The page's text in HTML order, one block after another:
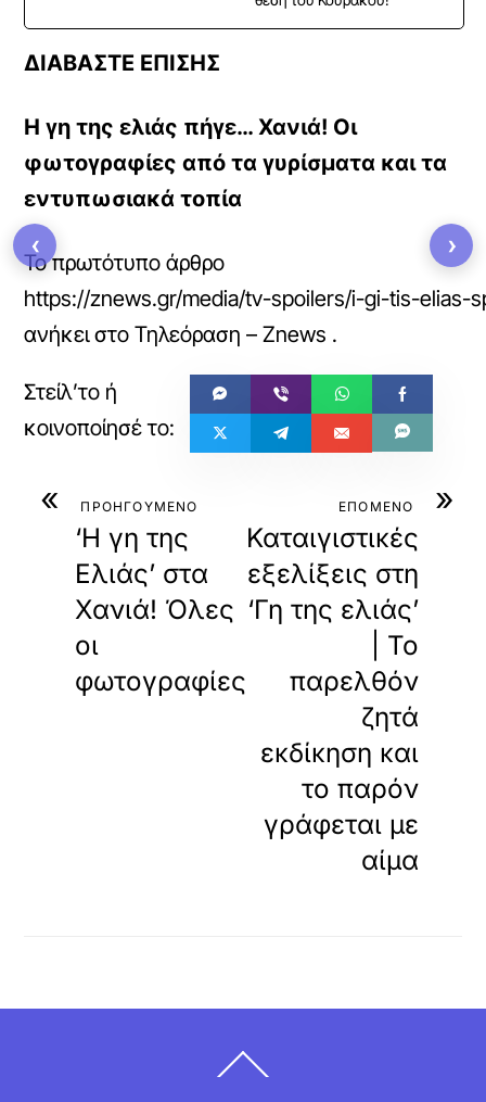
ΔΙΑΒΑΣΤΕ ΕΠΙΣΗΣ
Η γη της ελιάς πήγε… Χανιά! Οι
φωτογραφίες από τα γυρίσματα και τα
εντυπωσιακά τοπία
Το πρωτότυπο άρθρο
https://znews.gr/media/tv-spoilers/i-gi-tis-elias-
ανήκει στοΤηλεόραση – Znews .
« ΠΡΟΗΓΟΥΜΕΝΟ
‘Η γη της
Ελιάς’ στα
Χανιά! Όλες
οι
φωτογραφίες
»
ΕΠΟΜΕΝΟ
Καταιγιστικές
εξελίξεις στη
‘Γη της ελιάς’
| Το
παρελθόν
ζητά
εκδίκηση και
το παρόν
γράφεται με
αίμα
To
‹ ›